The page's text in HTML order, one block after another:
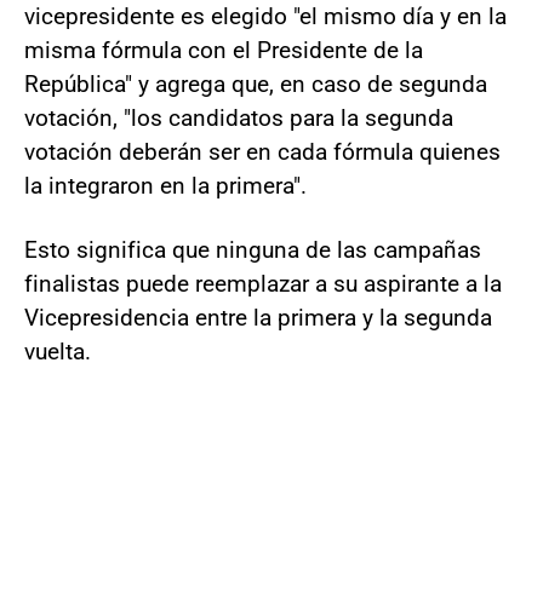
vicepresidente es elegido "el mismo día y en la
misma fórmula con el Presidente de la
República" y agrega que, en caso de segunda
votación, "los candidatos para la segunda
votación deberán ser en cada fórmula quienes
la integraron en la primera".
Esto significa que ninguna de las campañas
finalistas puede reemplazar a su aspirante a la
Vicepresidencia entre la primera y la segunda
vuelta.